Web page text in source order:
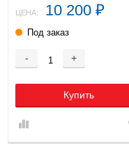
ЦЕНА: 10 200 ₽
Под заказ
- +
Купить